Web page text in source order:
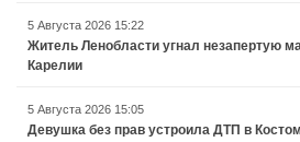
5 Августа 2026 15:22
Житель Ленобласти угнал незапертую
Карелии
5 Августа 2026 15:05
Девушка без прав устроила ДТП в